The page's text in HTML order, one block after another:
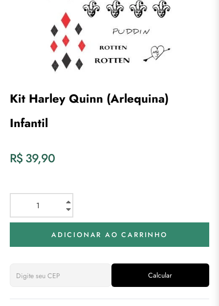
Kit Harley Quinn (Arlequina)
Infantil
Preço
normal
R$ 39,90
ADICIONAR AO CARRINHO
Calcular